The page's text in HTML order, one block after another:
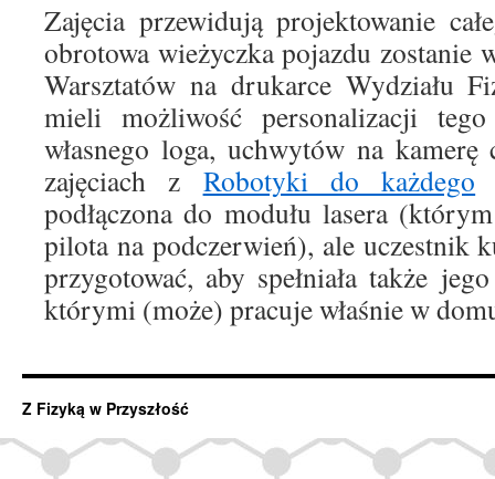
Zajęcia przewidują projektowanie
obrotowa wieżyczka pojazdu zostanie
Warsztatów na drukarce Wydziału
mieli możliwość personalizacji
własnego loga, uchwytów na
zajęciach z Robotyki do każdego
podłączona do modułu lasera
pilota na podczerwień), ale uczestnik
przygotować, aby spełniała także
którymi (może) pracuje właśnie w
Z Fizyką w Przyszłość